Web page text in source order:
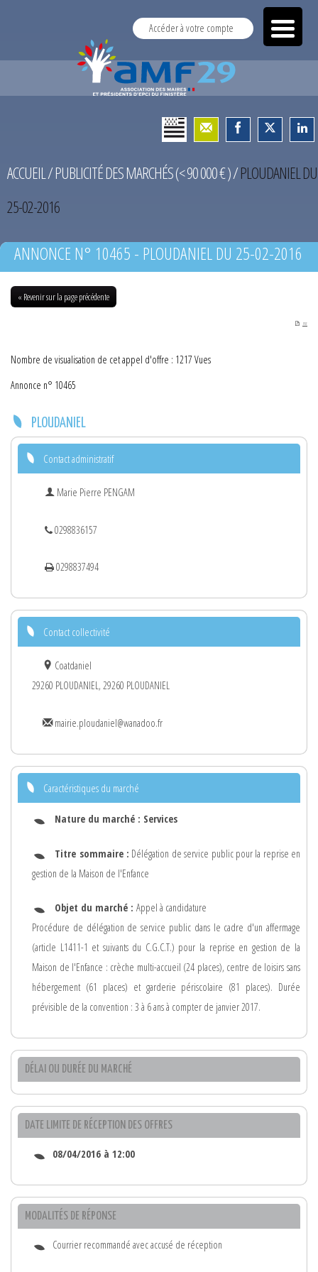
Accéder à votre compte
ACCUEIL/PUBLICITÉ DES MARCHÉS (< 90 000 € )/PLOUDANIEL DU
25-02-2016
ANNONCE N° 10465 - PLOUDANIEL DU 25-02-2016
« Revenir sur la page précédente
PDF
Nombre de visualisation de cet appel d'offre : 1217 Vues
Annonce n° 10465
PLOUDANIEL
Contact administratif
Marie Pierre PENGAM
0298836157
0298837494
Contact collectivité
Coatdaniel
29260 PLOUDANIEL, 29260 PLOUDANIEL
mairie.ploudaniel@wanadoo.fr
Caractéristiques du marché
Nature du marché : Services
Titre sommaire : Délégation de service public pour la reprise en
gestion de la Maison de l'Enfance
Objet du marché : Appel à candidature
Procédure de délégation de service public dans le cadre d'un affermage
(article L1411-1 et suivants du C.G.C.T.) pour la reprise en gestion de la
Maison de l'Enfance : crèche multi-accueil (24 places), centre de loisirs sans
hébergement (61 places) et garderie périscolaire (81 places). Durée
prévisible de la convention : 3 à 6 ans à compter de janvier 2017.
DÉLAI OU DURÉE DU MARCHÉ
DATE LIMITE DE RÉCEPTION DES OFFRES
08/04/2016 à 12:00
MODALITÉS DE RÉPONSE
Courrier recommandé avec accusé de réception